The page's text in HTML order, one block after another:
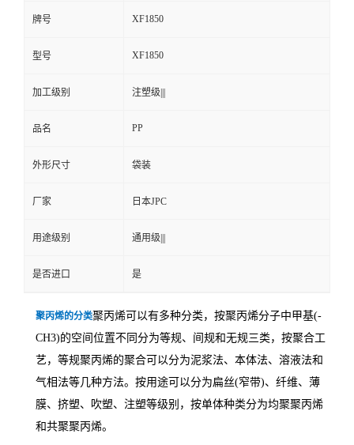
牌号 XF1850
型号 XF1850
加工级别 注塑级|||
品名 PP
外形尺寸 袋装
厂家 日本JPC
用途级别 通用级|||
是否进口 是
聚丙烯的分类聚丙烯可以有多种分类，按聚丙烯分子中甲基(-
CH3)的空间位置不同分为等规、间规和无规三类，按聚合工
艺，等规聚丙烯的聚合可以分为泥浆法、本体法、溶液法和
气相法等几种方法。按用途可以分为扁丝(窄带)、纤维、薄
膜、挤塑、吹塑、注塑等级别，按单体种类分为均聚聚丙烯
和共聚聚丙烯。